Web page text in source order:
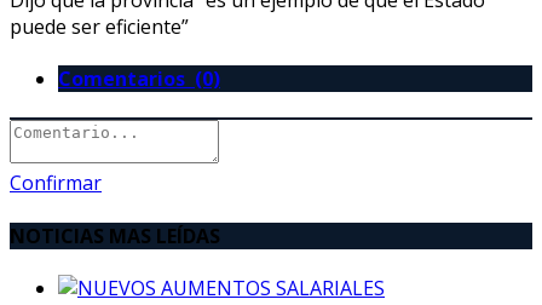
puede ser eficiente”
Comentarios (0)
Confirmar
NOTICIAS MAS LEÍDAS